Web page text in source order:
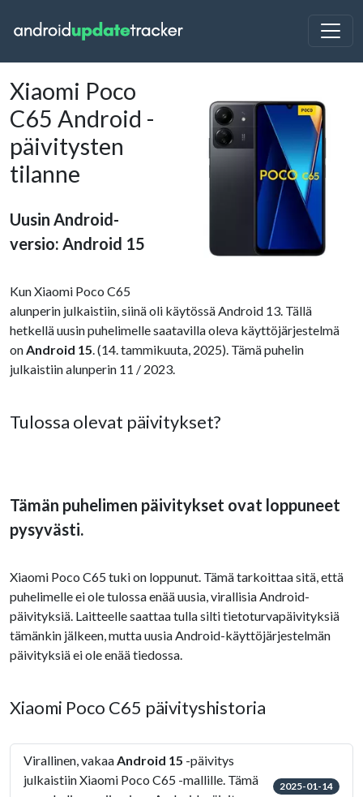
Xiaomi Poco
C65 Android -
päivitysten
tilanne
Uusin Android-
versio: Android 15
Kun Xiaomi Poco C65
alunperin julkaistiin, siinä oli käytössä Android 13. Tällä
hetkellä uusin puhelimelle saatavilla oleva käyttöjärjestelmä
onAndroid 15. (14. tammikuuta, 2025). Tämä puhelin
julkaistiin alunperin 11 / 2023.
Tulossa olevat päivitykset?
Tämän puhelimen päivitykset ovat loppuneet
pysyvästi.
Xiaomi Poco C65 tuki on loppunut. Tämä tarkoittaa sitä, että
puhelimelle ei ole tulossa enää uusia, virallisia Android-
päivityksiä. Laitteelle saattaa tulla silti tietoturvapäivityksiä
tämänkin jälkeen, mutta uusia Android-käyttöjärjestelmän
päivityksiä ei ole enää tiedossa.
Xiaomi Poco C65 päivityshistoria
Virallinen, vakaaAndroid 15 -päivitys
julkaistiin Xiaomi Poco C65 -mallille. Tämä
2025-01-14